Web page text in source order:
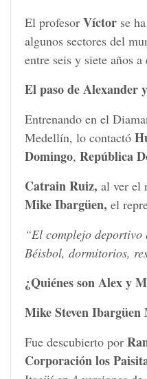
El profesor Víctor se
algunos sectores del
entre seis y siete años
El paso de Alexander
Entrenando en el
Medellín, lo contactó
Domingo, República
Catrain Ruiz, al ver el
Mike Ibargüen, el
“El complejo
Béisbol, dormitorios,
¿Quiénes son Alex y
Mike Steven Ibargüen
Fue descubierto por
Corporación los